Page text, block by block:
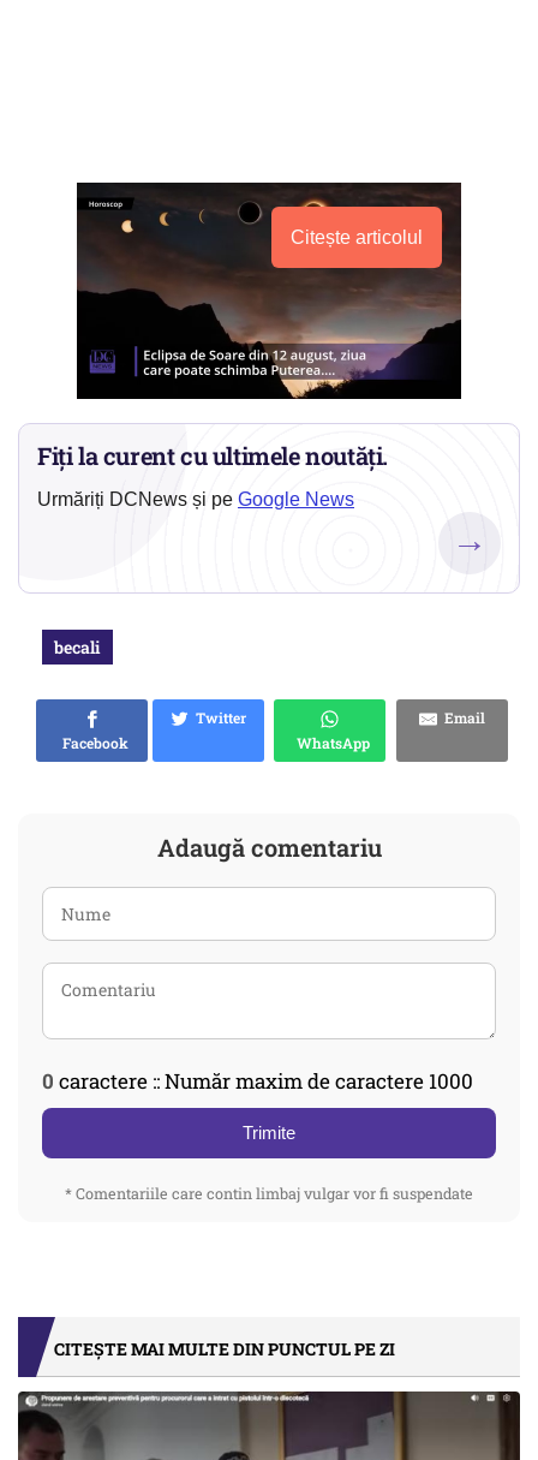
Citește articolul
Fiți la curent cu ultimele noutăți.
Urmăriți DCNews și pe Google News
→
becali
Facebook
Twitter
WhatsApp
Email
Adaugă comentariu
0 caractere :: Număr maxim de caractere 1000
Trimite
* Comentariile care contin limbaj vulgar vor fi suspendate
CITEȘTE MAI MULTE DIN PUNCTUL PE ZI